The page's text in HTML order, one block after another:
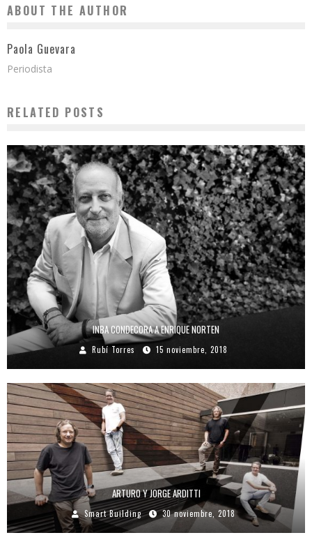
ABOUT THE AUTHOR
Paola Guevara
Periodista
RELATED POSTS
INBA CONDECORA A ENRIQUE NORTEN
Rubí Torres 15 noviembre, 2018
ARTURO Y JORGE ARDITTI
Smart Building 30 noviembre, 2018